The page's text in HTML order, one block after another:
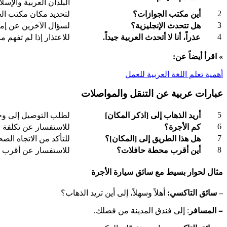
البلدان العربية
2
أين مكتب الجوازات؟
لتحديد مكان مكتب
3
هل تتحدث الإنجليزية؟
لسؤال الآخرين عن
4
عذراً، أنا لا أتحدث العربية جيداً. للاعتذار إذا لم تفهم
» اقرأ أيضاً عن:
أهمية تعلم اللغة العربية للعمل
عبارات عربية عن التنقل والمواصلات
5 أريد الذهاب إلى [اذكر المكان]
لطلب التوصيل إلى
6
كم الأجرة؟
للاستفسار عن تكلفة
7
هل هذا الطريق إلى [المكان]؟
للتأكد من الاتجاه
8
أين أقرب محطة حافلات؟ للاستفسار عن
مثال لحوار بسيط مع سائق سيارة الأجرة
– سائق التاكسي: أهلاً وسهلاً، إلى أين تريد الذهاب؟
= المسافر : إلى فندق المدينة من فضلك.